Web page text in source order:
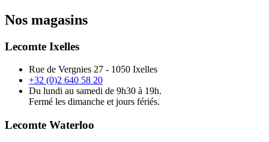
Nos magasins
Lecomte Ixelles
Rue de Vergnies 27 - 1050 Ixelles
+32 (0)2 640 58 20
Du lundi au samedi de 9h30 à 19h.
Fermé les dimanche et jours fériés.
Lecomte Waterloo